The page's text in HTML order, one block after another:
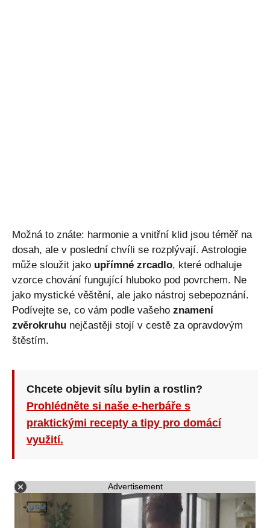
Možná to znáte: harmonie a vnitřní klid jsou téměř na
dosah, ale v poslední chvíli se rozplývají. Astrologie
může sloužit jako upřímné zrcadlo, které odhaluje
vzorce chování fungující hluboko pod povrchem. Ne
jako mystické věštění, ale jako nástroj sebepoznání.
Podívejte se, co vám podle vašeho znamení
zvěrokruhu nejčastěji stojí v cestě za opravdovým
štěstím.
Chcete objevit sílu bylin a rostlin?
Prohlédněte si naše e-herbáře s
praktickými recepty a tipy pro domácí
využití.
Advertisement